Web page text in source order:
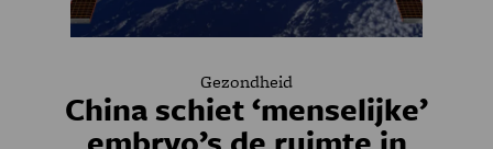
Gezondheid
China schiet ‘menselijke’